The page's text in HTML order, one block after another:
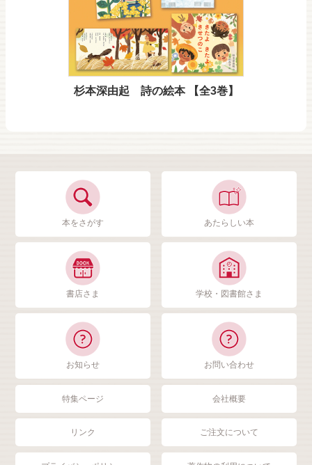
杉本深由起 詩の絵本 【全3巻】
本をさがす あたらしい本
書店さま 学校・図書館さま
お知らせ お問い合わせ
特集ページ 会社概要
リンク ご注文について